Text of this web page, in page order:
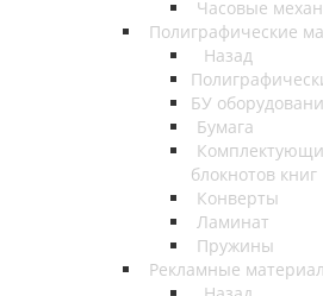
Часовые
Полиграфические
Назад
БУ
Бумага
блокнотов книг
Конверты
Ламинат
Пружины
Рекламные